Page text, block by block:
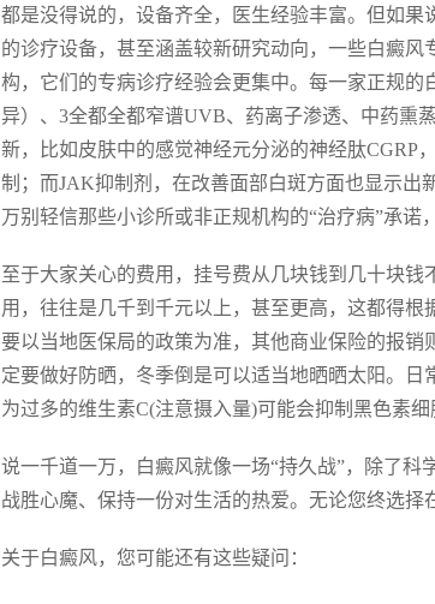
都是没得说的，设备齐全，医生经验丰富。但如
的诊疗设备，甚至涵盖较新研究动向，一些白癜
构，它们的专病诊疗经验会更集中。每一家正规
异）、3全都全都窄谱UVB、药离子渗透、中药熏
新，比如皮肤中的感觉神经元分泌的神经肽CGRP
制；而JAK抑制剂，在改善面部白斑方面也显示出
万别轻信那些小诊所或非正规机构的“治疗病”承诺
至于大家关心的费用，挂号费从几块钱到几十块
用，往往是几千到千元以上，甚至更高，这都得
要以当地医保局的政策为准，其他商业保险的报
定要做好防晒，冬季倒是可以适当地晒晒太阳。
为过多的维生素C(注意摄入量)可能会抑制黑色素
说一千道一万，白癜风就像一场“持久战”，除了
战胜心魔、保持一份对生活的热爱。无论您终选择
关于白癜风，您可能还有这些疑问：